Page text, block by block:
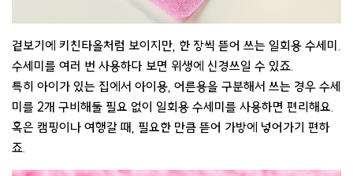
겉보기에 키친타올처럼 보이지만, 한 장씩 뜯어 쓰는 일회용 수세미.
수세미를 여러 번 사용하다 보면 위생에 신경쓰일 수 있죠.
특히 아이가 있는 집에서 아이용, 어른용을 구분해서 쓰는 경우 수세
미를 2개 구비해둘 필요 없이 일회용 수세미를 사용하면 편리해요.
혹은 캠핑이나 여행갈 때, 필요한 만큼 뜯어 가방에 넣어가기 편하
죠.